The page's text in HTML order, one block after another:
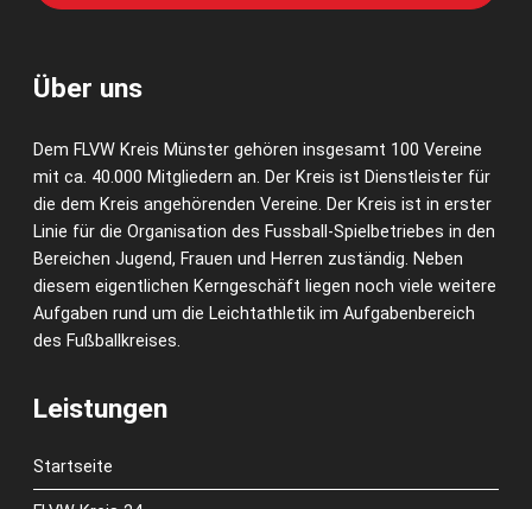
Über uns
Dem FLVW Kreis Münster gehören insgesamt 100 Vereine
mit ca. 40.000 Mitgliedern an. Der Kreis ist Dienstleister für
die dem Kreis angehörenden Vereine. Der Kreis ist in erster
Linie für die Organisation des Fussball-Spielbetriebes in den
Bereichen Jugend, Frauen und Herren zuständig. Neben
diesem eigentlichen Kerngeschäft liegen noch viele weitere
Aufgaben rund um die Leichtathletik im Aufgabenbereich
des Fußballkreises.
Leistungen
Startseite